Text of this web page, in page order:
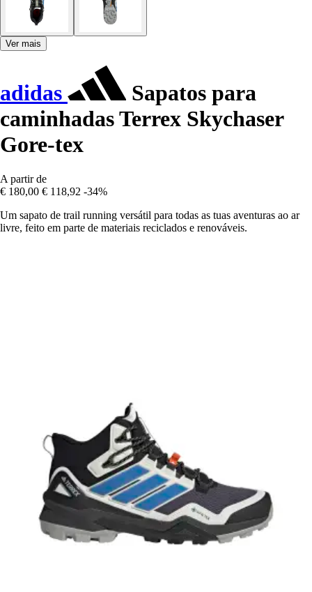
Ver mais
adidas
Sapatos para
caminhadas Terrex Skychaser
Gore-tex
A partir de
€ 180,00 € 118,92 -34%
Um sapato de trail running versátil para todas as tuas aventuras ao ar
livre, feito em parte de materiais reciclados e renováveis.